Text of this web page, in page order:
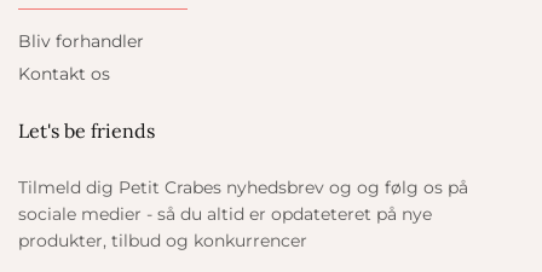
Bliv forhandler
Kontakt os
Let's be friends
Tilmeld dig Petit Crabes nyhedsbrev og og følg os på
sociale medier - så du altid er opdateteret på nye
produkter, tilbud og konkurrencer